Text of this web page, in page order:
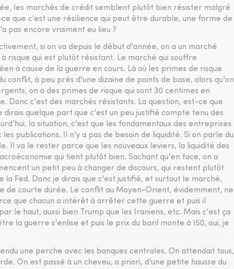
les marchés de crédit semblent plutôt bien résister malgré
que c'est une résilience qui peut être durable, une forme de
pas encore vraiment eu lieu ?
si on va depuis le début d'année, on a un marché
risque qui est plutôt résistant. Le marché qui souffre
à cause de la guerre en cours. Là où les primes de risque
conflit, à peu près d'une dizaine de points de base, alors qu'on
on a des primes de risque qui sont 30 centimes en
Donc c'est des marchés résistants. La question, est-ce que
quelque part que c'est un peu justifié compte tenu des
la situation, c'est que les fondamentaux des entreprises
publications. Il n'y a pas de besoin de liquidité. Si on parle du
Il va le rester parce que les nouveaux leviers, la liquidité des
qui tient plutôt bien. Sachant qu'en face, on a
un petit peu à changer de discours, qui restent plutôt
la Fed. Donc je dirais que c'est justifié, et surtout le marché,
de courte durée. Le conflit au Moyen-Orient, évidemment, ne
que chacun a intérêt à arrêter cette guerre et puis il
le haut, aussi bien Trump que les Iraniens, etc. Mais c'est ça
la guerre s'enlise et puis le prix du baril monte à 150, oui, je
une perche avec les banques centrales. On attendait tous,
On est passé à un cheveu, a priori, d'une petite hausse du